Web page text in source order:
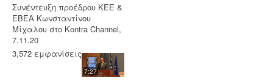
Συνέντευξη προέδρου ΚΕΕ &
ΕΒΕΑ Κωνσταντίνου
Μίχαλου στο Kontra Channel,
7.11.20
3,572 εμφανίσεις
7:27